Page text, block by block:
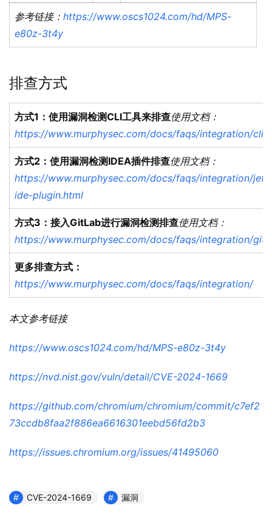
参考链接： https://www.oscs1024.com/hd/MPS-
e80z-3t4y
排查方式
方式1：使用漏洞检测CLI工具来排查使用文档：
https://www.murphysec.com/docs/faqs/integration/
方式2：使用漏洞检测IDEA插件排查使用文档：
https://www.murphysec.com/docs/faqs/integration/
ide-plugin.html
方式3：接入GitLab进行漏洞检测排查使用文档：
https://www.murphysec.com/docs/faqs/integration/
更多排查方式：
https://www.murphysec.com/docs/faqs/integration/
本文参考链接
https://www.oscs1024.com/hd/MPS-e80z-3t4y
https://nvd.nist.gov/vuln/detail/CVE-2024-1669
https://github.com/chromium/chromium/commit/c7ef2
73ccdb8faa2f886ea6616301eebd56fd2b3
https://issues.chromium.org/issues/41495060
CVE-2024-1669 漏洞